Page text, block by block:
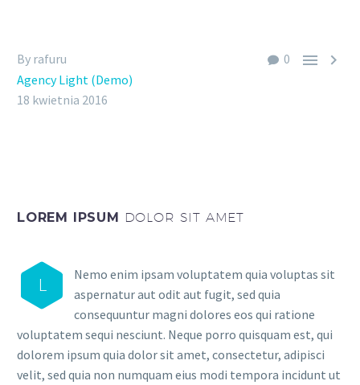
0  
By rafuru
Agency Light (Demo)
18 kwietnia 2016
LOREM IPSUM DOLOR SIT AMET
L
Nemo enim ipsam voluptatem quia voluptas sit
aspernatur aut odit aut fugit, sed quia
consequuntur magni dolores eos qui ratione
voluptatem sequi nesciunt. Neque porro quisquam est, qui
dolorem ipsum quia dolor sit amet, consectetur, adipisci
velit, sed quia non numquam eius modi tempora incidunt ut